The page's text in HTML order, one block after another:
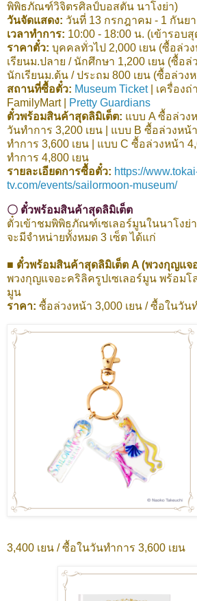
พิพิธภัณฑ์วิจิตรศิลป์บอสตัน นาโงย่า)
วันจัดแสดง: วันที่ 13 กรกฎาคม - 1 กันย
เวลาทำการ: 10:00 - 18:00 น. (เข้ารอบ
ราคาตั๋ว: บุคคลทั่วไป 2,000 เยน (ซื้อล่ว
เรียนม.ปลาย / นักศึกษา 1,200 เยน (ซื้อล่ว
นักเรียนม.ต้น / ประถม 800 เยน (ซื้อล่วง
สถานที่ซื้อตั๋ว: Museum Ticket| เครื่องถ่
FamilyMart |
Pretty Guardians
ตั๋วพร้อมสินค้าสุดลิมิเต็ต: แบบ A ซื้อล่วง
วันทำการ 3,200 เยน | แบบ B ซื้อล่วงหน้
ทำการ 3,600 เยน | แบบ C ซื้อล่วงหน้า
ทำการ 4,800 เยน
รายละเอียดการซื้อตั๋ว: https://
tv.com/events/sailormoon-museum/
〇 ตั๋วพร้อมสินค้าสุดลิมิเต็ต
ตั๋วเข้าชมพิพิธภัณฑ์เซเลอร์มูนในนาโงย่
จะมีจำหน่ายทั้งหมด 3 เซ็ต ได้แก่
■ ตั๋วพร้อมสินค้าสุดลิมิเต็ต A (พวงกุญแจ
พวงกุญแจอะคริลิครูปเซเลอร์มูน พร้อม
มูน
ราคา: ซื้อล่วงหน้า 3,000 เยน / ซื้อในวัน
3,400 เยน / ซื้อในวันทำการ 3,600 เยน